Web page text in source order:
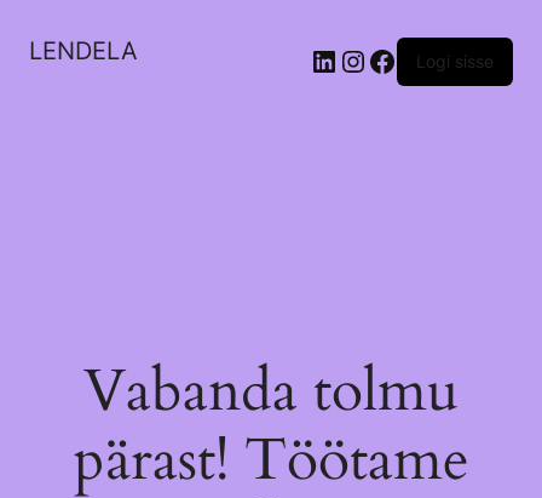
LENDELA LinkedIn
Instagram
Facebook
Logi sisse
Vabanda tolmu
pärast! Töötame